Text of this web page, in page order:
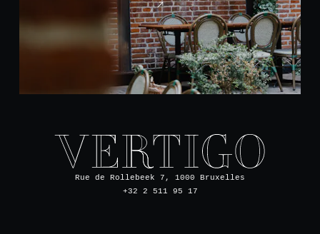
Rue de Rollebeek 7, 1000 Bruxelles
+32 2 511 95 17